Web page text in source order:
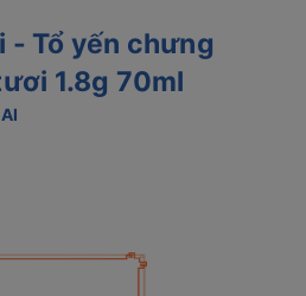
- Tổ yến chưng
1.8g 70ml